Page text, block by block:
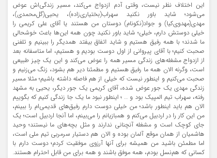
این اختلاف نظر نیست، وقتی آدم ازدواج می‌کند، مسیر زندگی‌اش عوض
می‌شود؛ شاید باور نکنید سهراب(بختیاری‌زاده)، یحیی(گل‌محمدی)،
مهدی(مهدوی‌کیا) و جواد(نکونام) دوستان من هستند یا آقای علی کریمی را
خیلی دوستش دارم، خیلی؛ شاید باور نکنید چون همه این‌ها باعث خوشحالی
ما شدند؛ با همه رفیق هستیم و شاید اتفاق بیفتد همدیگر را ببینیم و تلفنی
صحبت کنیم؛ با آقای پیروانی از اول دوست بودیم و هستیم، اما متاسفانه بعد
از ازدواج مشغله‌های زندگی مسیر همه را عوض می‌کند و این یک چیز طبیعی
است، وگرنه الان همه ما رفیق هستیم و مطمئنا دیر هم بشود، زنگ می‌زنیم و
صحبت می‌کنیم و اینطور نیست که خیلی از هم فاصله داشته باشیم؛ مثلا مسیر
زندگی مهدی یک جور عوض شده، آقای کریمی یک جور دیگر، یحیی به مشهد
رفته، سهراب تیم المپیک بود و … ؛ اینطور نبود ما یک جا زندگی کنیم که بگوییم
الان هم باید اینطور باشد؛ من خیلی دوست دارم رفیق‌های قدیمی‌ام را ببینم،
من این کار را در اردبیل می‌کنم و همبازیانم را می‌بینم، اما آنجا اردبیل است؛ یک
جای کوچک است و مشغله آنچنانی ندارند و مثل بچه‌های ما نیستند؛ وحید
هاشمیان از همان موقع آلمان بوده و الان هم دستیار سرمربی تیم ملی است،
اما مطمئن باشید من همیشه برای آنها آرزوی موفقیت کردم؛ دوست دارم با
کسانی که هم‌نسل بودم، همه موفق باشند و همه برای من قابل احترام هستند.